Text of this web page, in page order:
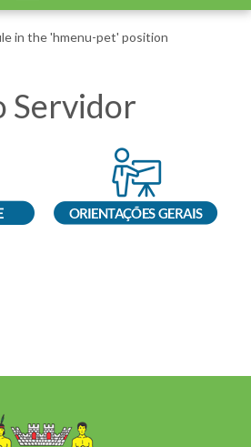
in the 'hmenu-pet' position
Servidor